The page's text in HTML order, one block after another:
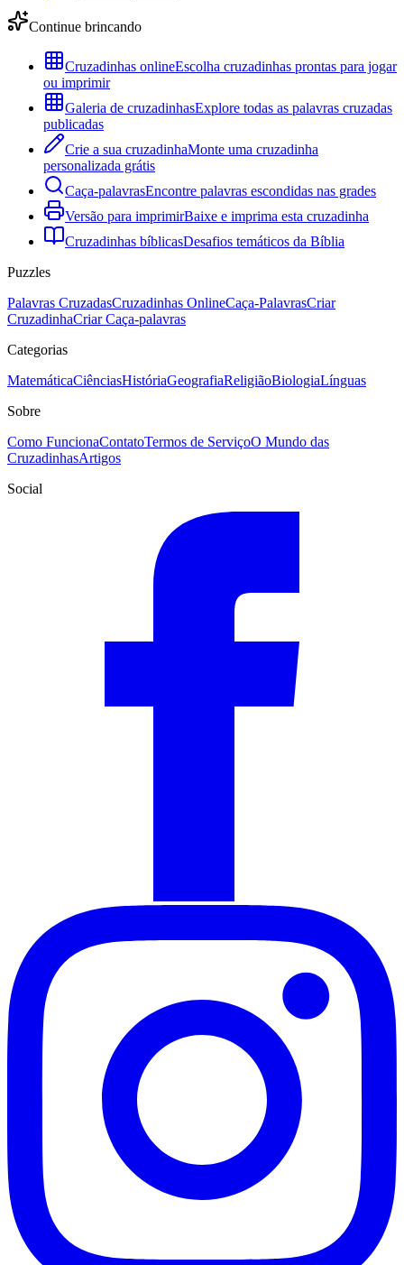
Continue brincando
Cruzadinhas onlineEscolha cruzadinhas prontas para jogar
ou imprimir
Galeria de cruzadinhasExplore todas as palavras cruzadas
publicadas
Crie a sua cruzadinhaMonte uma cruzadinha
personalizada grátis
Caça-palavrasEncontre palavras escondidas nas grades
Versão para imprimirBaixe e imprima esta cruzadinha
Cruzadinhas bíblicasDesafios temáticos da Bíblia
Puzzles
Palavras CruzadasCruzadinhas OnlineCaça-PalavrasCriar
CruzadinhaCriar Caça-palavras
Categorias
MatemáticaCiênciasHistóriaGeografiaReligiãoBiologiaLínguas
Sobre
Como FuncionaContatoTermos de ServiçoO Mundo das
CruzadinhasArtigos
Social